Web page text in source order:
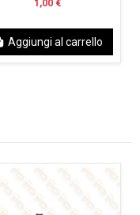
1,00 €
Aggiungi al carrello